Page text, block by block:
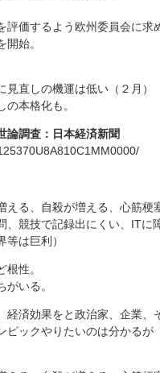
評価するよう欧州委員会に求
始。
直しの機運は低い（２月）
本格化も。
調査：日本経済新聞
る、自殺が増える、心筋梗
競技で記録出にくい、ITに
は巨利）
性。
いる。
済効果をと政治家、企業、
ピックやりたいのは分かる